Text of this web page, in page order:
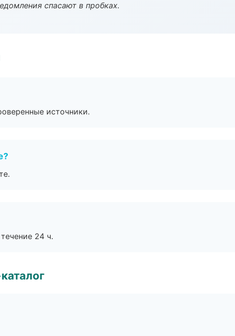
спасают в пробках.
источники.
24 ч.